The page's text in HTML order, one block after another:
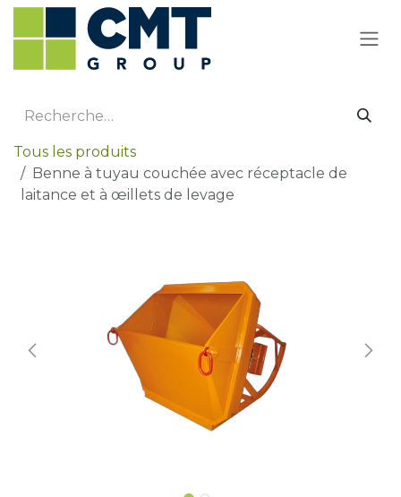
Se rendre au contenu
Tous les produits
Benne à tuyau couchée avec réceptacle de
laitance et à œillets de levage